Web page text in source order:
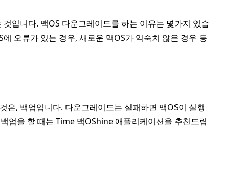
입니다. 맥OS 다운그레이드를 하는 이유는 몇가지 있습
오류가 있는 경우, 새로운 맥OS가 익숙치 않은 경우 등
은, 백업입니다. 다운그레이드는 실패하면 맥OS이 실행
업을 할 때는 Time 맥OShine 애플리케이션을 추천드립